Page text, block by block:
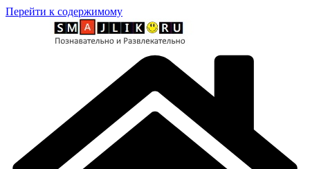
Перейти к содержимому